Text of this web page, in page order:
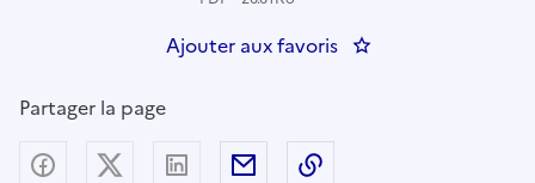
Ajouter aux favoris : ADJOINT 2 AU
Partager la page
Partager sur Facebook
Partager sur X (anciennement Twitter) -
Partager sur LinkedIn
Partager par email